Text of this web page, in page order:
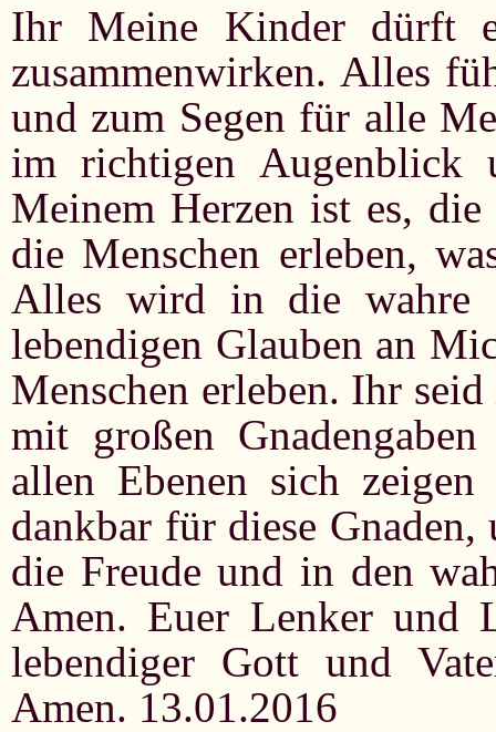
Ihr Meine Kinder dürft
zusammenwirken. Alles
und zum Segen für alle
im richtigen Augenblick
Meinem Herzen ist es,
die Menschen erleben,
Alles wird in die wahre
lebendigen Glauben an
Menschen erleben. Ihr
mit großen
allen Ebenen sich
dankbar für diese
die Freude und in den
Amen. Euer Lenker und
lebendiger Gott und
Amen. 13.01.2016